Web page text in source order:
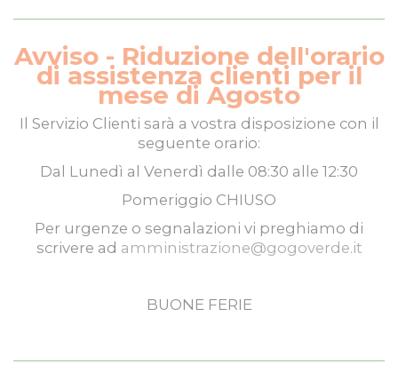
Avviso - Riduzione dell'orario
di assistenza clienti per il
mese di Agosto
Il Servizio Clienti sarà a vostra disposizione con il
seguente orario:
Dal Lunedì al Venerdì dalle 08:30 alle 12:30
Pomeriggio CHIUSO
Per urgenze o segnalazioni vi preghiamo di
scrivere ad amministrazione@gogoverde.it
BUONE FERIE